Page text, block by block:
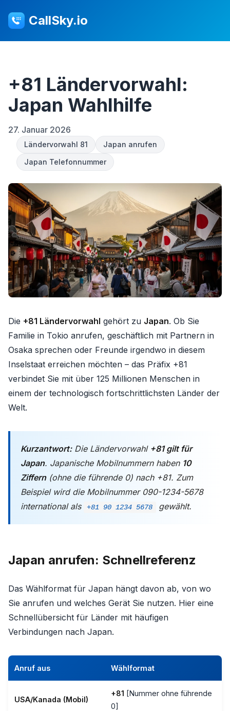
CallSky.io
+81 Ländervorwahl:
Japan Wahlhilfe
27. Januar 2026
Ländervorwahl 81
Japan anrufen
Japan Telefonnummer
Die +81 Ländervorwahl gehört zu Japan. Ob Sie
Familie in Tokio anrufen, geschäftlich mit Partnern in
Osaka sprechen oder Freunde irgendwo in diesem
Inselstaat erreichen möchten – das Präfix +81
verbindet Sie mit über 125 Millionen Menschen in
einem der technologisch fortschrittlichsten Länder der
Welt.
Kurzantwort:Die Ländervorwahl +81 gilt für
Japan. Japanische Mobilnummern haben 10
Ziffern(ohne die führende 0) nach +81. Zum
Beispiel wird die Mobilnummer 090-1234-5678
international als
+81 90 1234 5678 gewählt.
Japan anrufen: Schnellreferenz
Das Wählformat für Japan hängt davon ab, von wo
Sie anrufen und welches Gerät Sie nutzen. Hier eine
Schnellübersicht für Länder mit häufigen
Verbindungen nach Japan.
Anruf aus Wählformat
USA/Kanada (Mobil)
+81 [Nummer ohne führende
0]